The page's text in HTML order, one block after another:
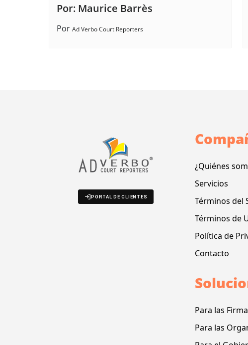
Por: Maurice Barrès
Por Ad Verbo Court Reporters
PORTAL DE CLIENTES
¿Quiénes
Servicios
Términos del
Términos de
Política de
Contacto
Para las
Para las